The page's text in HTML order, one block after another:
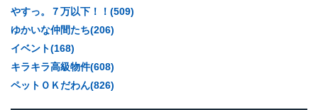
やすっ。７万以下！！(509)
ゆかいな仲間たち(206)
イベント(168)
キラキラ高級物件(608)
ペットＯＫだわん(826)